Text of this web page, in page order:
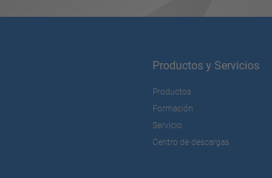
Productos y Servicios
Productos
Formación
Servicio
Centro de descargas